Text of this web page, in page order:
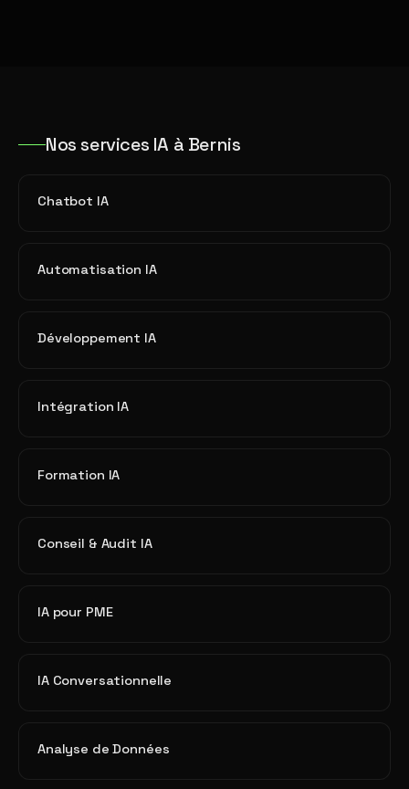
Nos services IA à Bernis
Chatbot IA
Automatisation IA
Développement IA
Intégration IA
Formation IA
Conseil & Audit IA
IA pour PME
IA Conversationnelle
Analyse de Données